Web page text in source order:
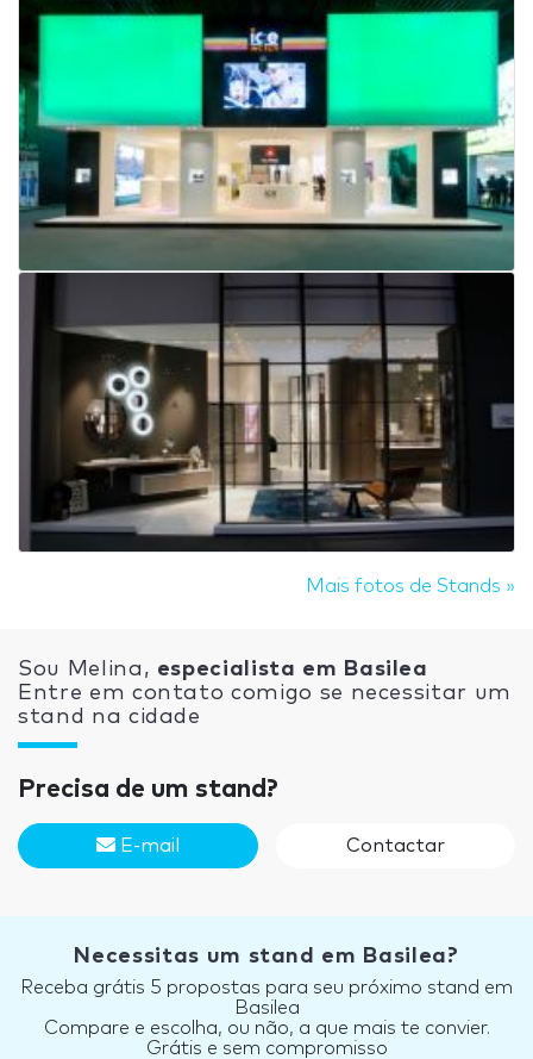
Mais fotos de Stands »
Sou Melina, especialista em Basilea
Entre em contato comigo se necessitar um
stand na cidade
Precisa de um stand?
E-mail Contactar
Necessitas um stand em Basilea?
Receba grátis 5 propostas para seu próximo stand em
Basilea
Compare e escolha, ou não, a que mais te convier.
Grátis e sem compromisso